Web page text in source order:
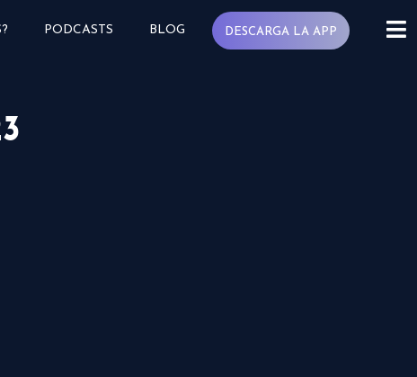
PODCASTS BLOG DESCARGA LA APP